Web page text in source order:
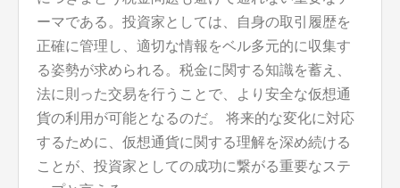
ーマである。投資家としては、自身の取引履歴を
正確に管理し、適切な情報をベル多元的に収集す
る姿勢が求められる。税金に関する知識を蓄え、
法に則った交易を行うことで、より安全な仮想通
貨の利用が可能となるのだ。 将来的な変化に対応
するために、仮想通貨に関する理解を深め続ける
ことが、投資家としての成功に繋がる重要なステ